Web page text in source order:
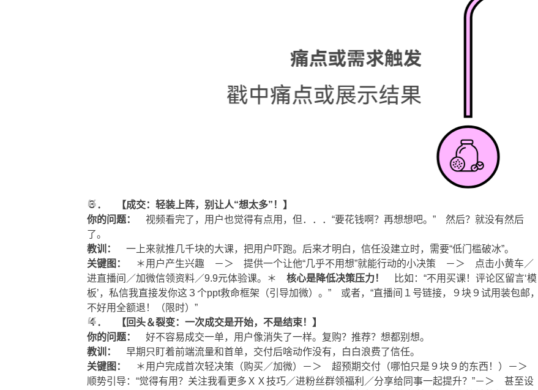
３． 【成交：轻装上阵，别让人“想太多”！】
你的问题：
视频看完了，用户也觉得有点用，但．．．“要花钱啊？再想想吧。” 然后？就没有然后
了。
教训：
一上来就推几千块的大课，把用户吓跑。后来才明白，信任没建立时，需要“低门槛破冰”。
关键图：
＊用户产生兴趣 －＞ 提供一个让他“几乎不用想”就能行动的小决策 －＞ 点击小黄车／
进直播间／加微信领资料／9.9元体验课。＊ 核心是降低决策压力！
比如：“不用买课！评论区留言‘模
板’，私信我直接发你这３个ppt救命框架（引导加微）。” 或者，“直播间１号链接，９块９试用装包邮，
不好用全额退！（限时）”
４． 【回头＆裂变：一次成交是开始，不是结束！】
你的问题：
好不容易成交一单，用户像消失了一样。复购？推荐？想都别想。
教训：
早期只盯着前端流量和首单，交付后啥动作没有，白白浪费了信任。
关键图：
＊用户完成首次轻决策（购买／加微）－＞ 超预期交付（哪怕只是９块９的东西！）－＞
顺势引导：“觉得有用？关注我看更多ＸＸ技巧／进粉丝群领福利／分享给同事一起提升？”－＞ 甚至设